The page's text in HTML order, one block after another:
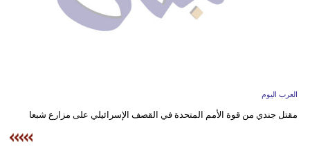
أزياء
العرب اليوم
مقتل جندي من قوة الأمم المتحدة في القصف الإسرائيلي على مزارع شبعا